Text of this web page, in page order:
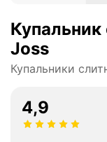
Joss
Купальники
4,9